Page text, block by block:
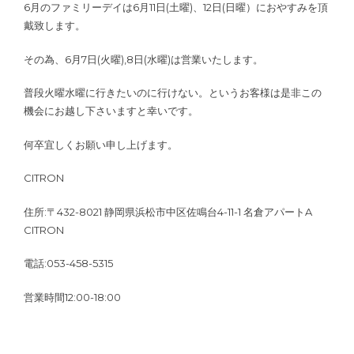
6月のファミリーデイは6月11日(土曜)、12日(日曜）におやすみを頂
戴致します。
その為、6月7日(火曜),8日(水曜)は営業いたします。
普段火曜水曜に行きたいのに行けない。というお客様は是非この
機会にお越し下さいますと幸いです。
何卒宜しくお願い申し上げます。
CITRON
住所:〒432-8021 静岡県浜松市中区佐鳴台4-11-1 名倉アパートA
CITRON
電話:053-458-5315
営業時間12:00-18:00